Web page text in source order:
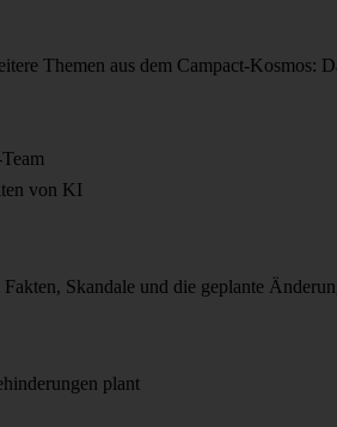
Themen aus dem Campact-Kosmos:
von KI
Skandale und die geplante
plant